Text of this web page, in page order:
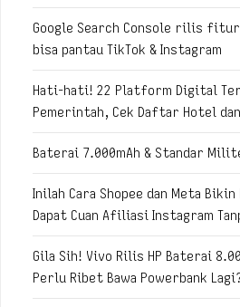
Google Search Console rilis
bisa pantau TikTok & Instagram
Hati-hati! 22 Platform Digital
Pemerintah, Cek Daftar Hotel
Baterai 7.000mAh & Standar
Inilah Cara Shopee dan Meta Bikin
Dapat Cuan Afiliasi Instagram
Gila Sih! Vivo Rilis HP Baterai
Perlu Ribet Bawa Powerbank